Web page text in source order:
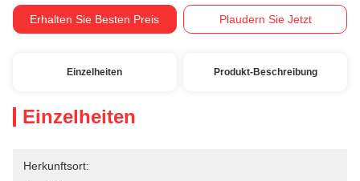
Erhalten Sie Besten Preis Plaudern Sie Jetzt
Einzelheiten Produkt-Beschreibung
Einzelheiten
Herkunftsort: